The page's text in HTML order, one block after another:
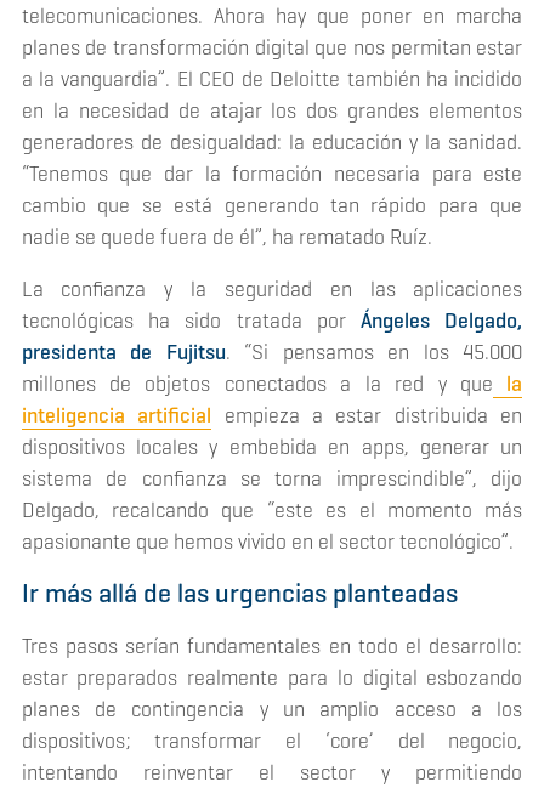
telecomunicaciones. Ahora hay que poner en marcha
planes de transformación digital que nos permitan estar
a la vanguardia”. El CEO de Deloitte también ha incidido
en la necesidad de atajar los dos grandes elementos
generadores de desigualdad: la educación y la sanidad.
“Tenemos que dar la formación necesaria para este
cambio que se está generando tan rápido para que
nadie se quede fuera de él”, ha rematado Ruíz.
La confianza y la seguridad en las aplicaciones
tecnológicas ha sido tratada porÁngeles Delgado,
presidenta de Fujitsu. “Si pensamos en los 45.000
millones de objetos conectados a la red y que la
inteligencia artificial empieza a estar distribuida en
dispositivos locales y embebida en apps, generar un
sistema de confianza se torna imprescindible”, dijo
Delgado, recalcando que “este es el momento más
apasionante que hemos vivido en el sector tecnológico”.
Ir más allá de las urgencias planteadas
Tres pasos serían fundamentales en todo el desarrollo:
estar preparados realmente para lo digital esbozando
planes de contingencia y un amplio acceso a los
dispositivos; transformar el ‘core’ del negocio,
intentando reinventar el sector y permitiendo